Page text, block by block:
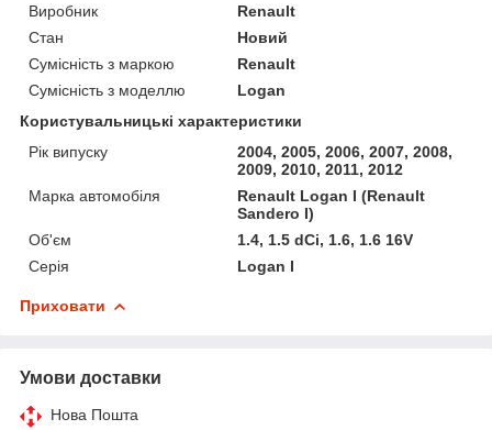
Виробник
Renault
Стан
Новий
Сумісність з маркою
Renault
Сумісність з моделлю
Logan
Користувальницькі характеристики
Рік випуску
2004, 2005, 2006, 2007, 2008,
2009, 2010, 2011, 2012
Марка автомобіля
Renault Logan I (Renault
Sandero I)
Об'єм
1.4, 1.5 dCi, 1.6, 1.6 16V
Серія
Logan I
Приховати
Умови доставки
Нова Пошта